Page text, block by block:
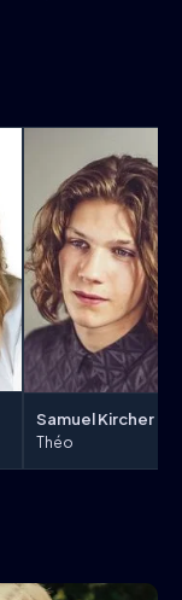
Samuel Kircher
Théo